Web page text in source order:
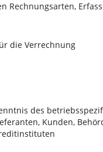
Rechnungsarten,
die Verrechnung
des
Kunden,